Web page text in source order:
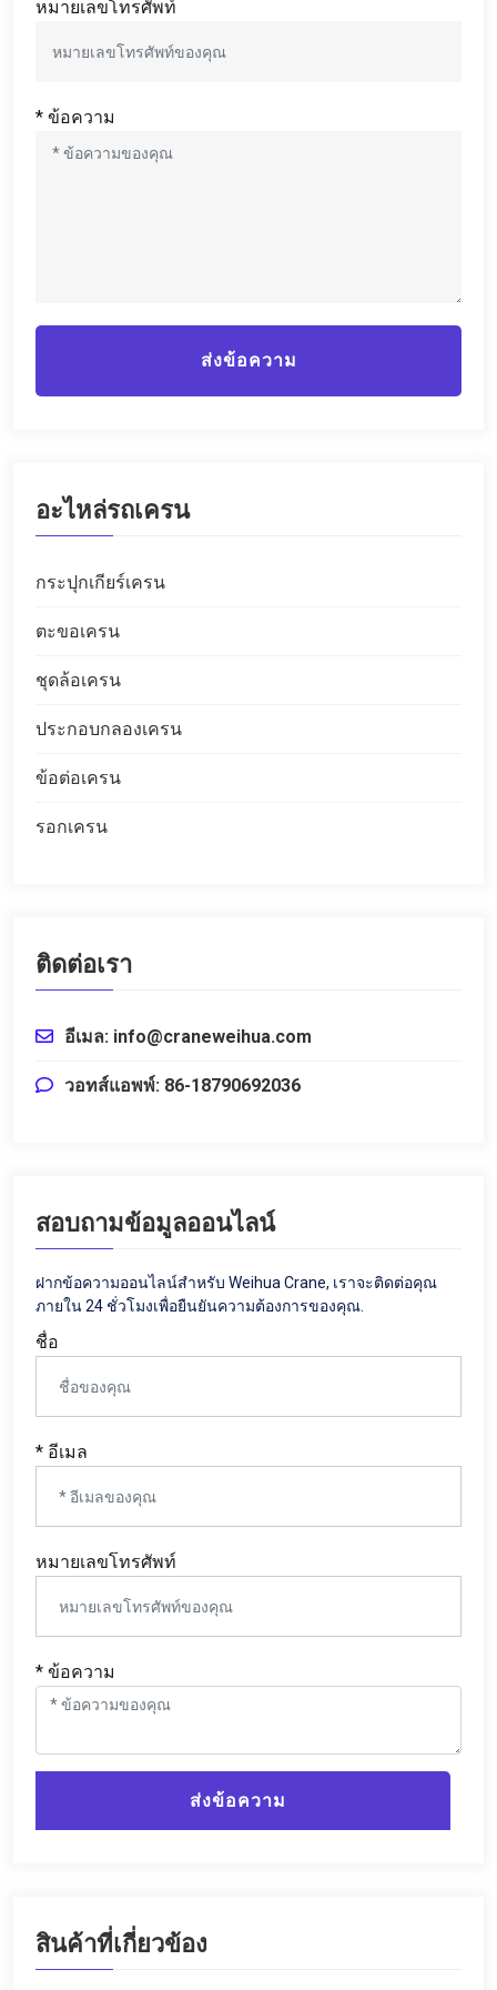
หมายเลขโทรศัพท์
* ข้อความ
ส่งข้อความ
อะไหล่รถเครน
กระปุกเกียร์เครน
ตะขอเครน
ชุดล้อเครน
ประกอบกลองเครน
ข้อต่อเครน
รอกเครน
ติดต่อเรา
อีเมล: info@craneweihua.com
วอทส์แอพพ์: 86-18790692036
สอบถามข้อมูลออนไลน์
ฝากข้อความออนไลน์สำหรับ Weihua Crane, เราจะติดต่อคุณ
ภายใน 24 ชั่วโมงเพื่อยืนยันความต้องการของคุณ.
ชื่อ
* อีเมล
หมายเลขโทรศัพท์
* ข้อความ
ส่งข้อความ
สินค้าที่เกี่ยวข้อง